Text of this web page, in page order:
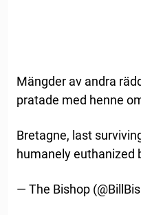
Mängder av andra
pratade med henne
Bretagne, last
humanely euthanized
— The Bishop